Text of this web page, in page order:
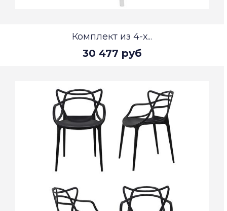
Комплект из 4-х...
30 477 руб